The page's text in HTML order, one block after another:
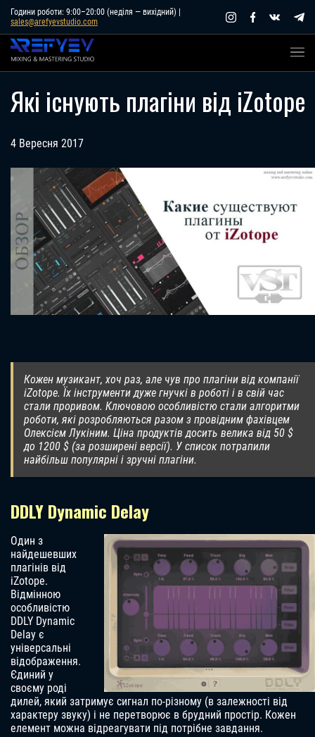
Skip
content
Години роботи: 9:00–20:00 (неділя — вихідний) |
sales@arefyevstudio.com
Які існують плагіни від iZotope
4 Вересня 2017
Кожен музикант, хоч раз, але чув про плагіни від компанії
iZotope. Їх інструменти дуже гнучкі в роботі і в свій час
стали проривом. Ключовою особливістю стали алгоритми
роботи, які розробляються разом з провідним фахівцем
Олексієм Лукіним. Ціна продуктів досить велика від 50 $
до 1200 $ (за розширені версії). У список потрапили
найбільш популярні і зручні плагіни.
DDLY Dynamic Delay
Один з
найдешевших
плагінів від
iZotope.
Відмінною
особливістю
DDLY Dynamic
Delay є
універсальні
відображення.
Єдиний у
своєму роді
дилей, який затримує сигнал по-різному (в залежності від
характеру звуку) і не перетворює в брудний простір. Кожен
елемент можна відреагувати під потрібне завдання.